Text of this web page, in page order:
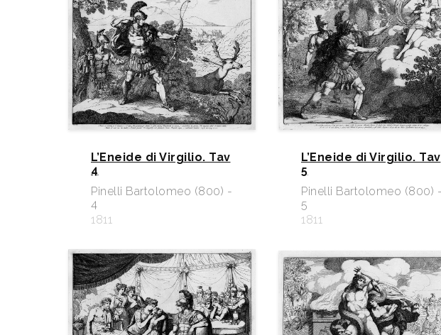
L’Eneide di Virgilio. Tav
4
Pinelli Bartolomeo (800) -
4
1811
L’Eneide di Virgilio. Tav
5
Pinelli Bartolomeo (800) -
5
1811